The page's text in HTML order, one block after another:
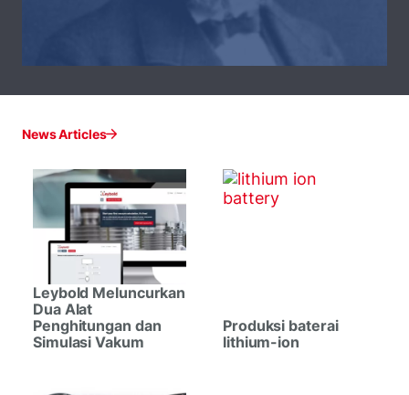
News Articles
Leybold Meluncurkan
Dua Alat
Penghitungan dan
Simulasi Vakum
Produksi baterai
lithium-ion